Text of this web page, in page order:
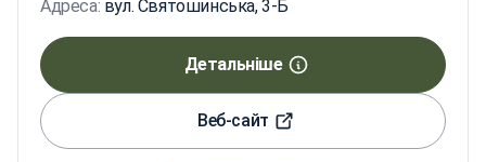
Адреса: вул. Святошинська, 3-Б
Детальніше
Веб-сайт